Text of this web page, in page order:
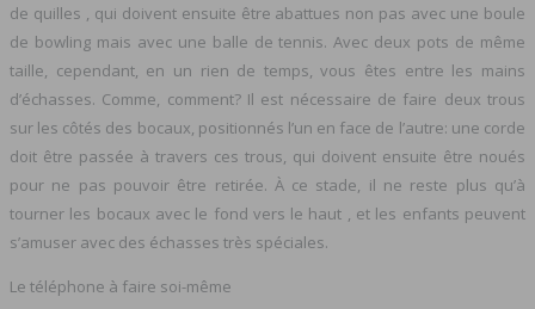
de quilles , qui doivent ensuite être abattues non pas avec une boule
de bowling mais avec une balle de tennis. Avec deux pots de même
taille, cependant, en un rien de temps, vous êtes entre les mains
d’échasses. Comme, comment? Il est nécessaire de faire deux trous
sur les côtés des bocaux, positionnés l’un en face de l’autre: une corde
doit être passée à travers ces trous, qui doivent ensuite être noués
pour ne pas pouvoir être retirée. À ce stade, il ne reste plus qu’à
tourner les bocaux avec le fond vers le haut , et les enfants peuvent
s’amuser avec des échasses très spéciales.
Le téléphone à faire soi-même